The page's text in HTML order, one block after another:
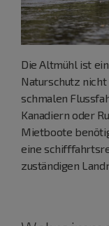
Die Altmühl ist
Naturschutz
schmalen
Kanadiern oder
Mietboote
eine
zuständigen